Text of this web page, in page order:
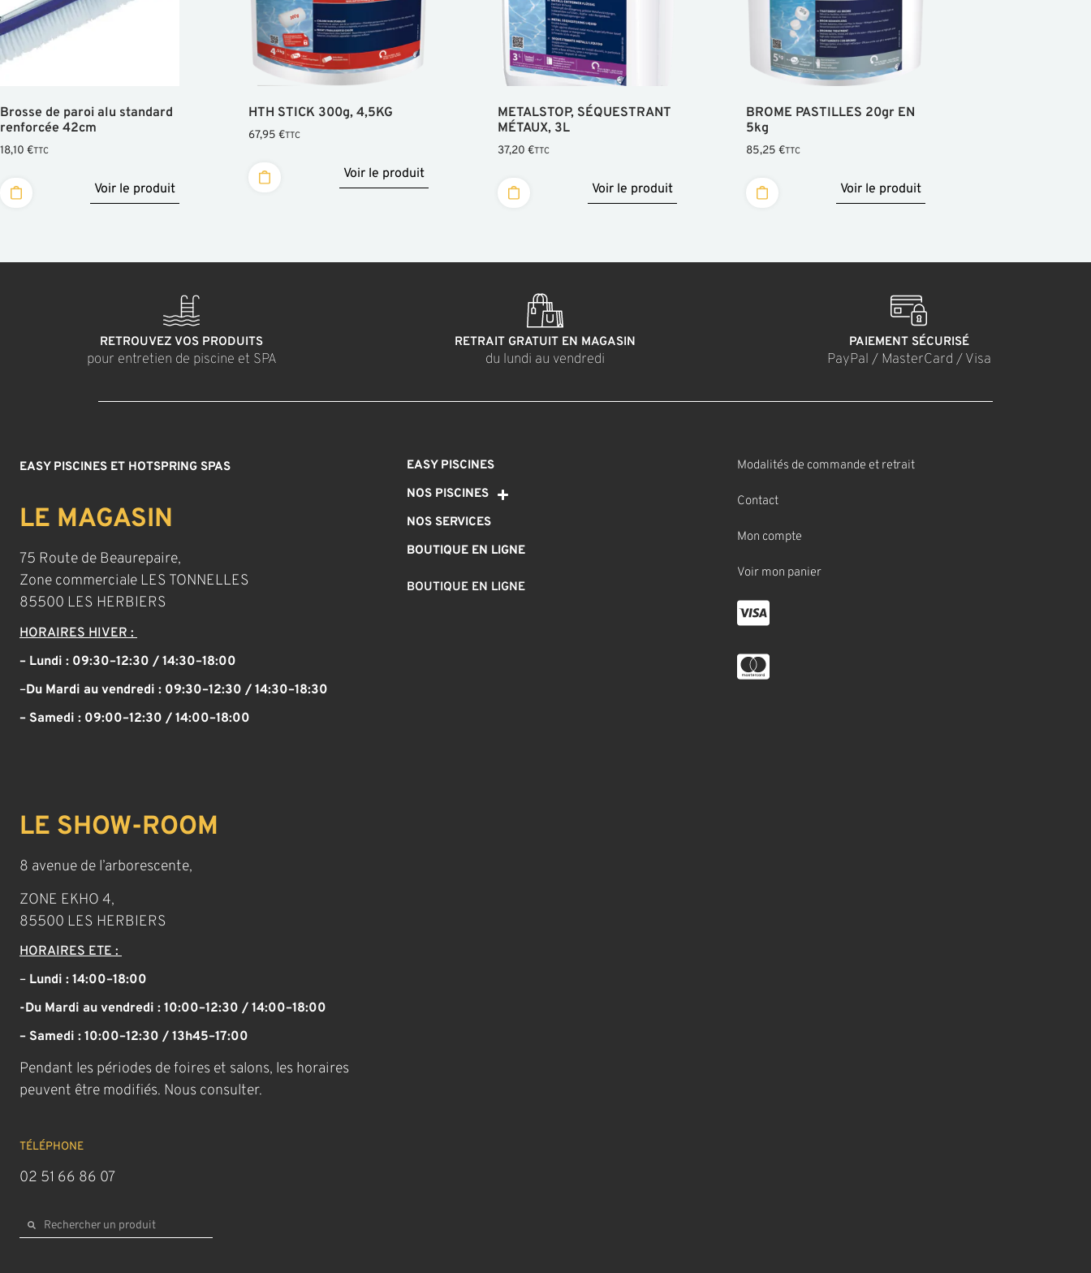
Brosse de paroi alu standard
renforcée 42cm
18,10 €TTC
Voir le produit
HTH STICK 300g, 4,5KG
67,95€TTC
Voir le produit
METALSTOP, SÉQUESTRANT
MÉTAUX, 3L
37,20 €TTC
Voir le produit
BROME PASTILLES 20gr EN
5kg
85,25 €TTC
Voir le produit
RETROUVEZ VOS PRODUITS
pour entretien de piscine et SPA
RETRAIT GRATUIT EN MAGASIN
du lundi au vendredi
PAIEMENT SÉCURISÉ
PayPal / MasterCard / Visa
EASY PISCINES ET HOTSPRING SPAS
LE MAGASIN
75 Route de Beaurepaire,
Zone commerciale LES TONNELLES
85500 LES HERBIERS
HORAIRES HIVER :
– Lundi : 09:30–12:30 / 14:30–18:00
–Du Mardi au vendredi : 09:30–12:30 / 14:30–18:30
– Samedi : 09:00–12:30 / 14:00–18:00
LE SHOW-ROOM
8 avenue de l’arborescente,
ZONE EKHO 4,
85500 LES HERBIERS
HORAIRES ETE :
– Lundi : 14:00–18:00
-Du Mardi au vendredi : 10:00–12:30 / 14:00–18:00
– Samedi : 10:00–12:30 / 13h45–17:00
Pendant les périodes de foires et salons, les horaires
peuvent être modifiés. Nous consulter.
TÉLÉPHONE
02 51 66 86 07
EASY PISCINES
NOS PISCINES
NOS SERVICES
BOUTIQUE EN LIGNE
BOUTIQUE EN LIGNE
Modalités de commande et retrait
Contact
Mon compte
Voir mon panier